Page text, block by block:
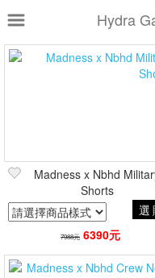
Hydra
樣式尺寸篩選
全部樣式 黑
藍
綠
全部尺寸 XS
Madness x Nbhd
Shorts
選
7988元 6390元